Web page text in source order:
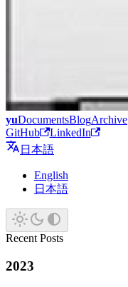
yuDocumentsBlogArchive
GitHub
LinkedIn
日本語
English
日本語
Recent Posts
2023